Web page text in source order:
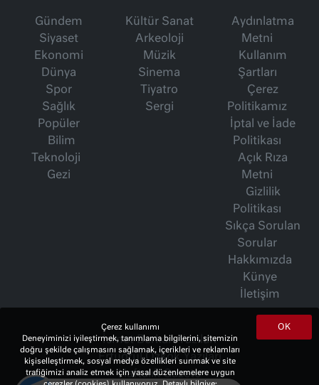
Gündem
Siyaset
Ekonomi
Dünya
Spor
Sağlık
Popüler
Bilim
Teknoloji
Gezi
Kültür Sanat
Arkeoloji
Müzik
Sinema
Tiyatro
Sergi
Aydınlatma
Metni
Kullanım
Şartları
Çerez
Politikamız
İptal ve İade
Politikası
Açık Rıza
Metni
Gizlilik
Politikası
Sıkça Sorulan
Sorular
Hakkımızda
Künye
İletişim
İsmet Berkan Yazıları
Ertuğrul Özkök Yazıları
Haftalık Gazete
OK
Çerez kullanımı
Deneyiminizi iyileştirmek, tanımlama bilgilerini, sitemizin
doğru şekilde çalışmasını sağlamak, içerikleri ve reklamları
kişiselleştirmek, sosyal medya özellikleri sunmak ve site
trafiğimizi analiz etmek için yasal düzenlemelere uygun